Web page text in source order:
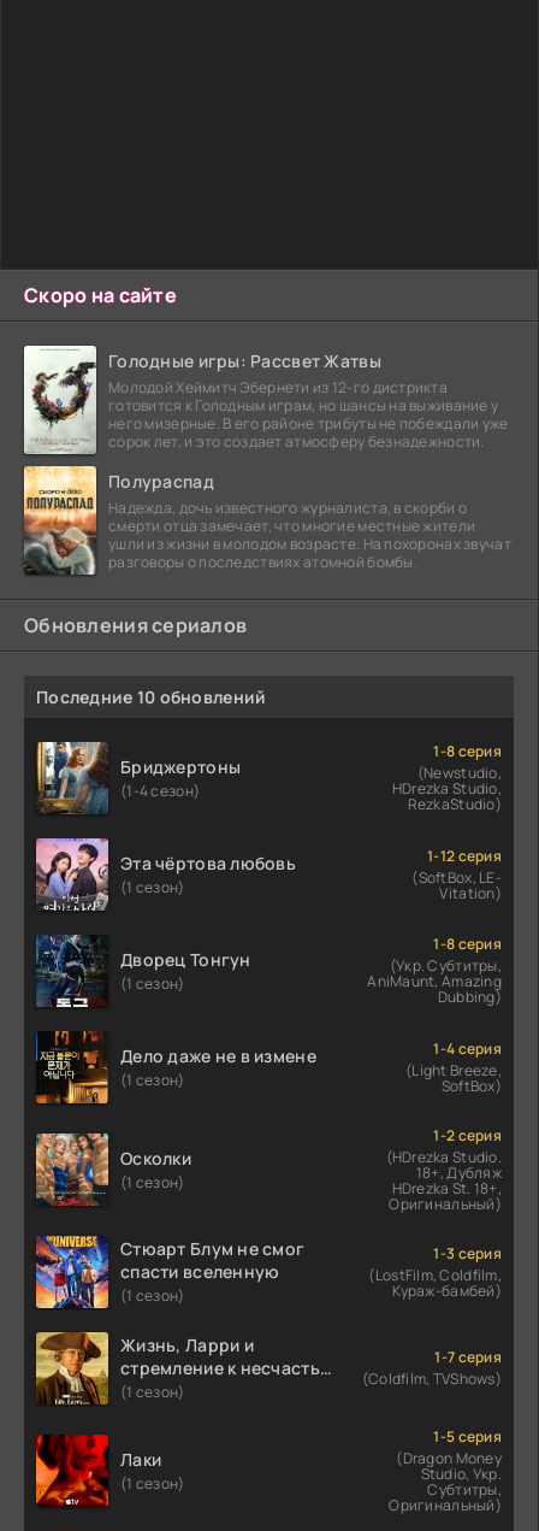
Скоро на сайте
Голодные игры: Рассвет Жатвы
Молодой Хеймитч Эбернети из 12-го дистрикта
готовится к Голодным играм, но шансы на выживание у
него мизерные. В его районе трибуты не побеждали уже
сорок лет, и это создает атмосферу безнадежности.
Полураспад
Надежда, дочь известного журналиста, в скорби о
смерти отца замечает, что многие местные жители
ушли из жизни в молодом возрасте. На похоронах звучат
разговоры о последствиях атомной бомбы.
Обновления сериалов
Последние 10 обновлений
Бриджертоны
(1-4 сезон)
1-8 серия
(Newstudio,
HDrezka Studio,
RezkaStudio)
Эта чёртова любовь
(1 сезон)
1-12 серия
(SoftBox, LE-
Vitation)
Дворец Тонгун
(1 сезон)
1-8 серия
(Укр. Субтитры,
AniMaunt, Amazing
Dubbing)
Дело даже не в измене
(1 сезон)
1-4 серия
(Light Breeze,
SoftBox)
Осколки
(1 сезон)
1-2 серия
(HDrezka Studio.
18+, Дубляж
HDrezka St. 18+,
Оригинальный)
Стюарт Блум не смог
спасти вселенную
(1 сезон)
1-3 серия
(LostFilm, Coldfilm,
Кураж-бамбей)
Жизнь, Ларри и
стремление к несчастью:
Почти история Америки
(1 сезон)
1-7 серия
(Coldfilm, TVShows)
Лаки
(1 сезон)
1-5 серия
(Dragon Money
Studio, Укр.
Субтитры,
Оригинальный)